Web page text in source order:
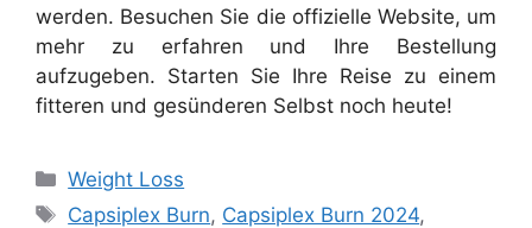
werden. Besuchen Sie die offizielle Website, um
mehr zu erfahren und Ihre Bestellung
aufzugeben. Starten Sie Ihre Reise zu einem
fitteren und gesünderen Selbst noch heute!
Categories
Weight Loss
Tags
Capsiplex Burn, Capsiplex Burn 2024,